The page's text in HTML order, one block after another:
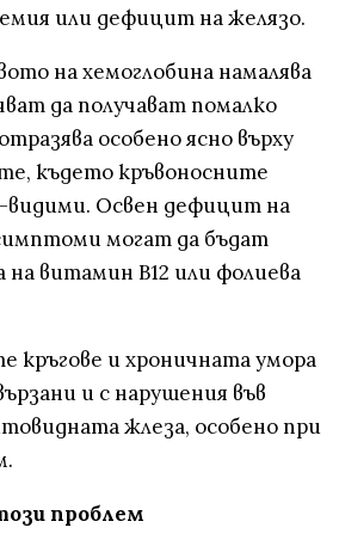
или дефицит на желязо.
на хемоглобина намалява
да получават помалко
особено ясно върху
където кръвоносните
видими. Освен дефицит на
могат да бъдат
на витамин B12 или фолиева
кръгове и хроничната умора
и с нарушения във
жлеза, особено при
проблем